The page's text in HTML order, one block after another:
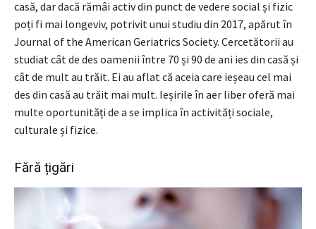
casă, dar dacă rămâi activ din punct de vedere social și fizic
poți fi mai longeviv, potrivit unui studiu din 2017, apărut în
Journal of the American Geriatrics Society. Cercetătorii au
studiat cât de des oamenii între 70 și 90 de ani ies din casă și
cât de mult au trăit. Ei au aflat că aceia care ieșeau cel mai
des din casă au trăit mai mult. Ieșirile în aer liber oferă mai
multe oportunități de a se implica în activități sociale,
culturale și fizice.
Fără țigări